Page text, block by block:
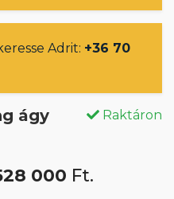
Adrit: +36 70
ágy Raktáron
000 Ft.